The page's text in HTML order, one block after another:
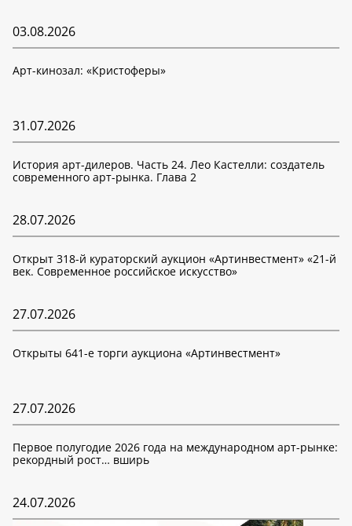
03.08.2026
Арт-кинозал: «Кристоферы»
31.07.2026
История арт-дилеров. Часть 24. Лео Кастелли: создатель
современного арт-рынка. Глава 2
28.07.2026
Открыт 318-й кураторский аукцион «Артинвестмент» «21-й
век. Современное российское искусство»
27.07.2026
Открыты 641-е торги аукциона «Артинвестмент»
27.07.2026
Первое полугодие 2026 года на международном арт-рынке:
рекордный рост… вширь
24.07.2026